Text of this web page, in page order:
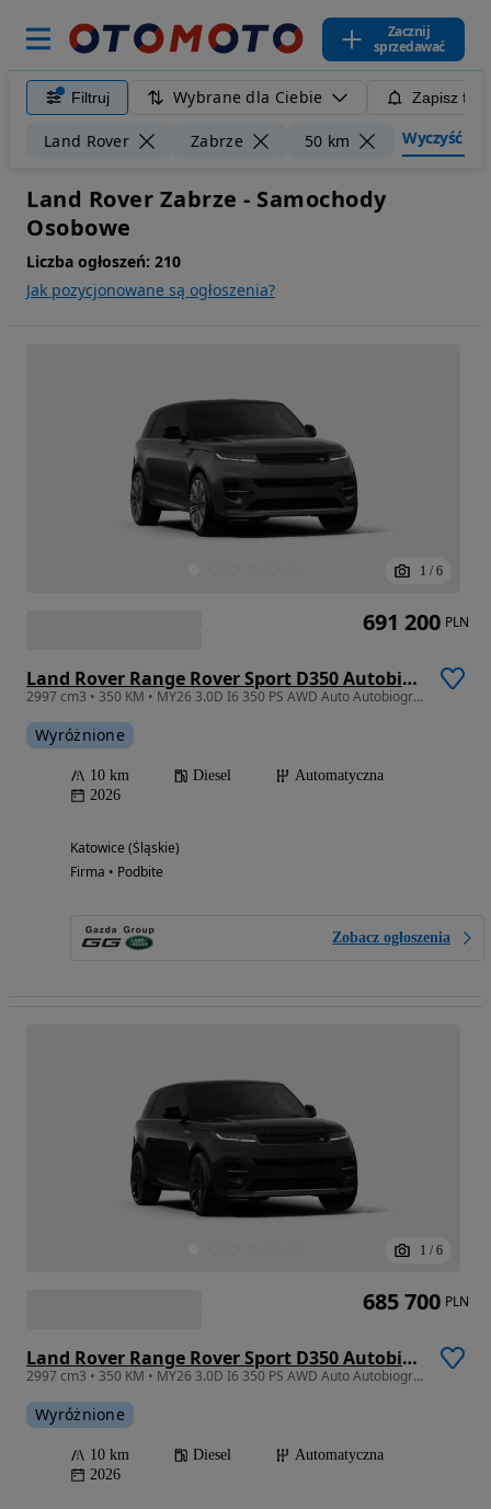
Zacznij
sprzedawać
Filtruj Wybrane dla Ciebie Zapisz
Land Rover Zabrze 50 km Wyczyść
Land Rover Zabrze - Samochody
Osobowe
Liczba ogłoszeń: 210
Jak pozycjonowane są ogłoszenia?
1 / 6
Land Rover Range Rover Sport D350 Autobiography
2997 cm3 • 350 KM • MY26 3.0D I6 350 PS AWD Auto Autobiography - TYLNA OŚ SKRĘTNA
Wyróżnione
10 km Diesel
Automatyczna
2026
Katowice (Śląskie)
Firma • Podbite
Zobacz ogłoszenia
691 200 PLN
1 / 6
Land Rover Range Rover Sport D350 Autobiography
2997 cm3 • 350 KM • MY26 3.0D I6 350 PS AWD Auto Autobiography - TYLNA OŚ SKRĘTNA
Wyróżnione
10 km Diesel
Automatyczna
2026
685 700 PLN